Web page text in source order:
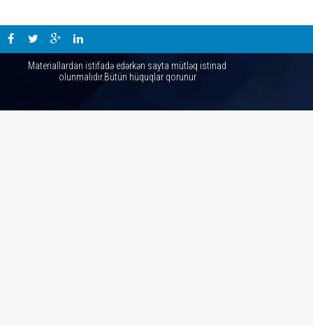
Materiallardan istifadə edərkən sayta mütləq istinad
olunmalıdır.Bütün hüquqlar qorunur